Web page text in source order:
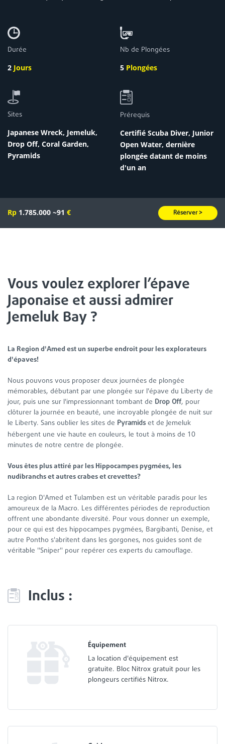
Durée
2 Jours
Nb de Plongées
5 Plongées
Sites
Japanese Wreck, Jemeluk,
Drop Off, Coral Garden,
Pyramids
Prérequis
Certifié Scuba Diver, Junior
Open Water, dernière
plongée datant de moins
d'un an
Rp 1.785.000 ~91 € Réserver >
Vous voulez explorer l’épave
Japonaise et aussi admirer
Jemeluk Bay ?
La Region d'Amed est un superbe endroit pour les explorateurs
d'épaves!
Nous pouvons vous proposer deux journées de plongée
mémorables, débutant par une plongée sur l'épave du Liberty de
jour, puis une sur l'impressionnant tombant de Drop Off, pour
clôturer la journée en beauté, une incroyable plongée de nuit sur
le Liberty. Sans oublier les sites de Pyramidset de Jemeluk
hébergent une vie haute en couleurs, le tout à moins de 10
minutes de notre centre de plongée.
Vous êtes plus attiré par les Hippocampes pygmées, les
nudibranchs et autres crabes et crevettes?
La region D'Amed et Tulamben est un véritable paradis pour les
amoureux de la Macro. Les différentes périodes de reproduction
offrent une abondante diversité. Pour vous donner un exemple,
pour ce qui est des hippocampes pygmées, Bargibanti, Denise, et
autre Pontho s'abritent dans les gorgones, nos guides sont de
véritable "Sniper" pour repérer ces experts du camouflage.
Inclus :
Équipement
La location d'équipement est
gratuite. Bloc Nitrox gratuit pour les
plongeurs certifiés Nitrox.